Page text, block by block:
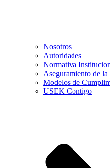
Nosotros
Autoridades
Normativa
Aseguramiento de la
Modelos de
USEK Contigo